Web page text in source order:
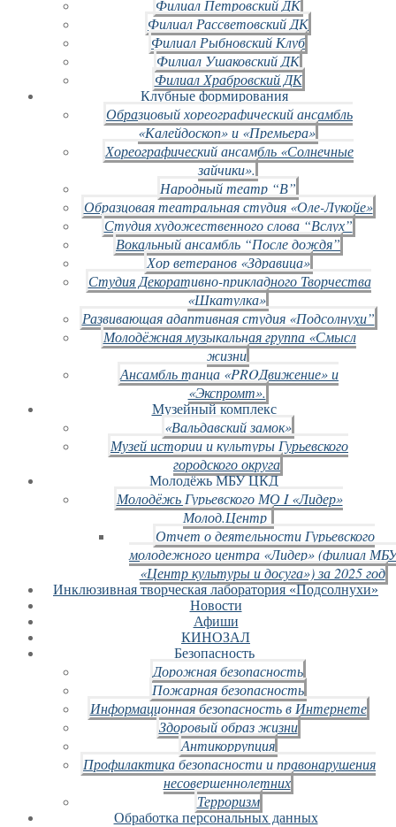
Филиал Петровский ДК
Филиал Рассветовский ДК
Филиал Рыбновский Клуб
Филиал Ушаковский ДК
Филиал Храбровский ДК
Клубные формирования
Образцовый хореографический ансамбль
«Калейдоскоп» и «Премьера»
Хореографический ансамбль «Солнечные
зайчики».
Народный театр “В”
Образцовая театральная студия «Оле-Лукойе»
Студия художественного слова “Вслух”
Вокальный ансамбль “После дождя”
Хор ветеранов «Здравица»
Студия Декоративно-прикладного Творчества
«Шкатулка»
Развивающая адаптивная студия «Подсолнухи”
Молодёжная музыкальная группа «Смысл
жизни
Ансамбль танца «PROДвижение» и
«Экспромт».
Музейный комплекс
«Вальдавский замок»
Музей истории и культуры Гурьевского
городского округа
Молодёжь МБУ ЦКД
Молодёжь Гурьевского МО I «Лидер»
Молод.Центр
Отчет о деятельности Гурьевского
молодежного центра «Лидер» (филиал
«Центр культуры и досуга») за 2025 год
Инклюзивная творческая лаборатория «Подсолнухи»
Новости
Афиши
КИНОЗАЛ
Безопасность
Дорожная безопасность
Пожарная безопасность
Информационная безопасность в Интернете
Здоровый образ жизни
Антикоррупция
Профилактика безопасности и правонарушения
несовершеннолетних
Терроризм
Обработка персональных данных